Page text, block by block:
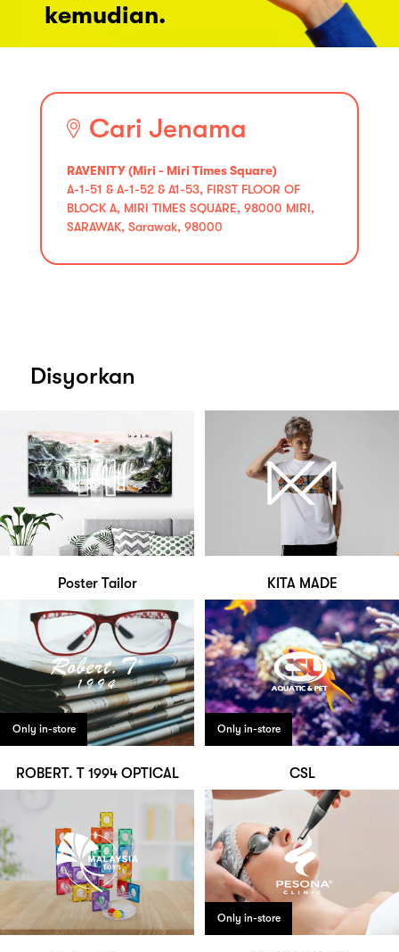
kemudian.
Cari Jenama
RAVENITY (Miri - Miri Times Square)
A-1-51 & A-1-52 & A1-53, FIRST FLOOR OF
BLOCK A, MIRI TIMES SQUARE, 98000 MIRI,
SARAWAK, Sarawak, 98000
Disyorkan
Poster Tailor KITA MADE
Only in-store
ROBERT. T 1994 OPTICAL
Only in-store
CSL
Only in-store